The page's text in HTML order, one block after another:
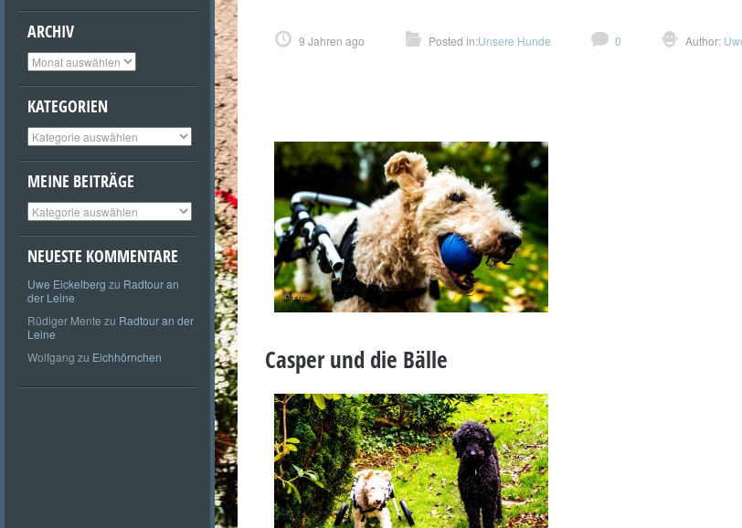
ARCHIV
Archiv
KATEGORIEN
Kategorien
MEINE BEITRÄGE
Meine
Beiträge
NEUESTE KOMMENTARE
Uwe Eickelberg zu Radtour an
der Leine
Rüdiger Mente zu Radtour an der
Leine
Wolfgang zu Eichhörnchen
9 Jahren ago Posted in:Unsere Hunde 0 Author:
Casper und die Bälle